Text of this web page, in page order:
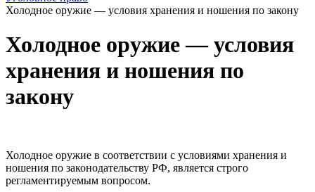
Холодное оружие — условия хранения и ношения по закону
Холодное оружие — условия
хранения и ношения по
закону
Холодное оружие в соответствии с условиями хранения и
ношения по законодательству РФ, является строго
регламентируемым вопросом.